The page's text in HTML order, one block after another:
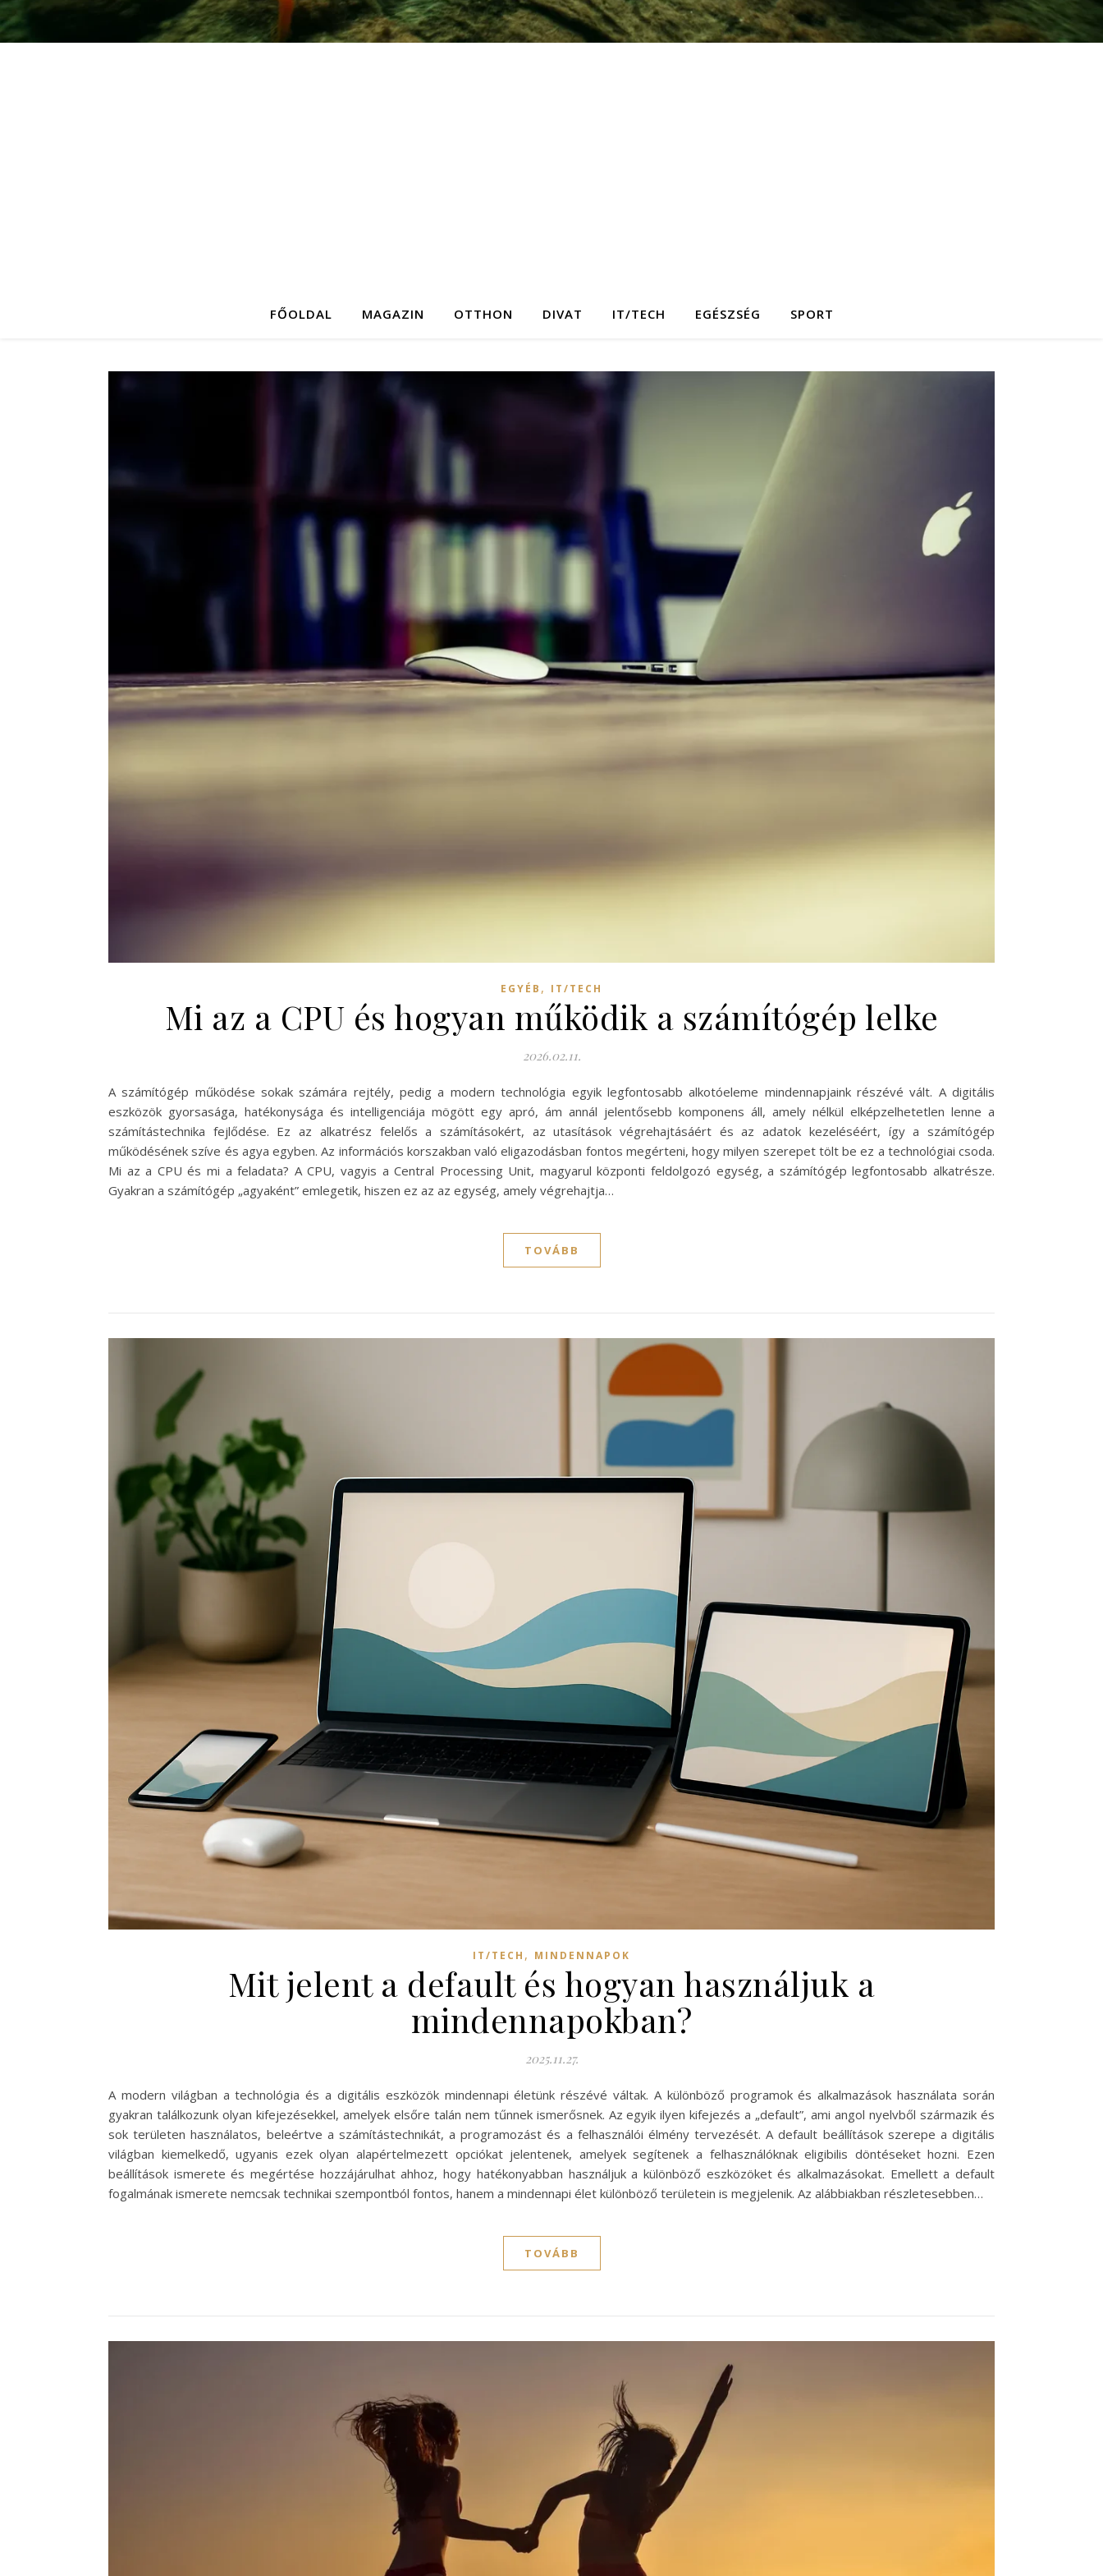
FŐOLDAL MAGAZIN OTTHON DIVAT IT/TECH EGÉSZSÉG SPORT
EGYÉB , IT/TECH
Mi az a CPU és hogyan működik a számítógép lelke
2026.02.11.
A számítógép működése sokak számára rejtély, pedig a modern technológia egyik legfontosabb alkotóeleme mindennapjaink részévé vált. A digitális
eszközök gyorsasága, hatékonysága és intelligenciája mögött egy apró, ám annál jelentősebb komponens áll, amely nélkül elképzelhetetlen lenne a
számítástechnika fejlődése. Ez az alkatrész felelős a számításokért, az utasítások végrehajtásáért és az adatok kezeléséért, így a számítógép
működésének szíve és agya egyben. Az információs korszakban való eligazodásban fontos megérteni, hogy milyen szerepet tölt be ez a technológiai csoda.
Mi az a CPU és mi a feladata? A CPU, vagyis a Central Processing Unit, magyarul központi feldolgozó egység, a számítógép legfontosabb alkatrésze.
Gyakran a számítógép „agyaként” emlegetik, hiszen ez az az egység, amely végrehajtja…
TOVÁBB
IT/TECH , MINDENNAPOK
Mit jelent a default és hogyan használjuk a
mindennapokban?
2025.11.27.
A modern világban a technológia és a digitális eszközök mindennapi életünk részévé váltak. A különböző programok és alkalmazások használata során
gyakran találkozunk olyan kifejezésekkel, amelyek elsőre talán nem tűnnek ismerősnek. Az egyik ilyen kifejezés a „default”, ami angol nyelvből származik és
sok területen használatos, beleértve a számítástechnikát, a programozást és a felhasználói élmény tervezését. A default beállítások szerepe a digitális
világban kiemelkedő, ugyanis ezek olyan alapértelmezett opciókat jelentenek, amelyek segítenek a felhasználóknak eligibilis döntéseket hozni. Ezen
beállítások ismerete és megértése hozzájárulhat ahhoz, hogy hatékonyabban használjuk a különböző eszközöket és alkalmazásokat. Emellett a default
fogalmának ismerete nemcsak technikai szempontból fontos, hanem a mindennapi élet különböző területein is megjelenik. Az alábbiakban részletesebben…
TOVÁBB